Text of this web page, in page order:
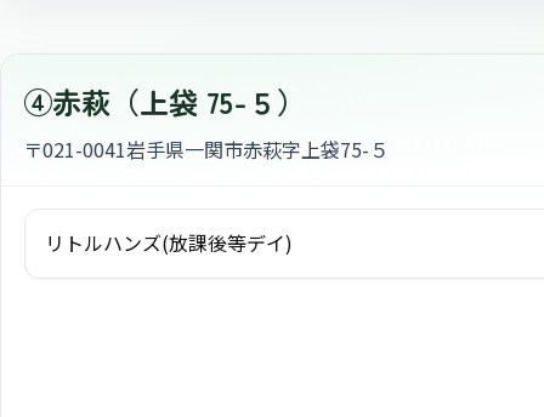
④赤萩（上袋 75-５）
〒021-0041岩手県一関市赤萩字上袋75-５
リトルハンズ(放課後等デイ)